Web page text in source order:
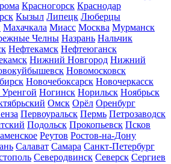
Красногорск Краснодар
Кызыл Липецк Люберцы
Махачкала Миасс Москва Мурманск
Челны Назрань Нальчик
Нефтекамск Нефтеюганск
Нижний Новгород Нижний
Новомосковск
Новочебоксарск Новочеркасск
Ногинск Норильск Ноябрьск
Омск Орёл Оренбург
Первоуральск Пермь Петрозаводск
Подольск Прокопьевск Псков
Реутов Ростов-на-Дону
Салават Самара Санкт-Петербург
Северодвинск Северск Сергиев